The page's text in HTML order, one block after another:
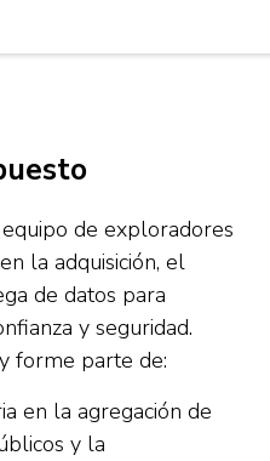
de exploradores
la adquisición, el
de datos para
y seguridad.
forme parte de:
en la agregación de
y la